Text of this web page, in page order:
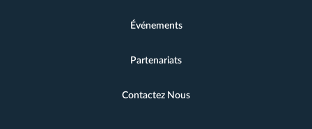
Événements
Partenariats
Contactez Nous